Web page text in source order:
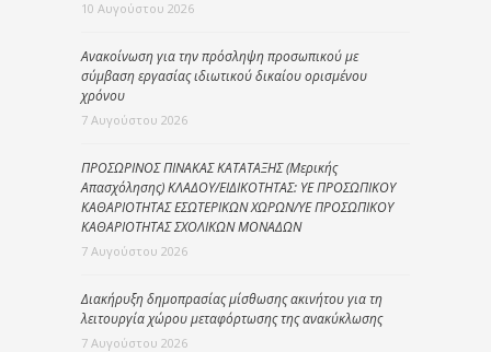
10 Αυγούστου 2026
Ανακοίνωση για την πρόσληψη προσωπικού με
σύμβαση εργασίας ιδιωτικού δικαίου ορισμένου
χρόνου
7 Αυγούστου 2026
ΠΡΟΣΩΡΙΝΟΣ ΠΙΝΑΚΑΣ ΚΑΤΑΤΑΞΗΣ (Μερικής
Απασχόλησης) ΚΛΑΔΟΥ/ΕΙΔΙΚΟΤΗΤΑΣ: ΥΕ ΠΡΟΣΩΠΙΚΟΥ
ΚΑΘΑΡΙΟΤΗΤΑΣ ΕΣΩΤΕΡΙΚΩΝ ΧΩΡΩΝ/ΥΕ ΠΡΟΣΩΠΙΚΟΥ
ΚΑΘΑΡΙΟΤΗΤΑΣ ΣΧΟΛΙΚΩΝ ΜΟΝΑΔΩΝ
7 Αυγούστου 2026
Διακήρυξη δημοπρασίας μίσθωσης ακινήτου για τη
λειτουργία χώρου μεταφόρτωσης της ανακύκλωσης
7 Αυγούστου 2026